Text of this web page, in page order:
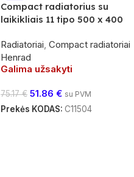
Compact radiatorius su
laikikliais 11 tipo 500 x 400
Radiatoriai, Compact radiatoriai
Henrad
Galima užsakyti
75.17€ 51.86 € su PVM
Prekės KODAS: C11504